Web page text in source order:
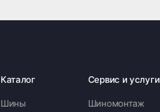
Каталог
Шины
Сервис и услуги
Шиномонтаж